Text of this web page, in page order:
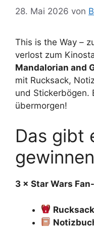
28. Mai 2026 von
This is the Way –
verlost zum
Mandalorian and
mit Rucksack,
und Stickerbögen.
übermorgen!
Das gibt
gewinnen
3 × Star Wars
Rucksack